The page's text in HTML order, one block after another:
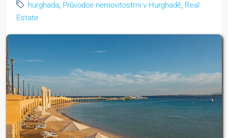
hurghada, Průvodce nemovitostmi v Hurghadě, Real
Estate